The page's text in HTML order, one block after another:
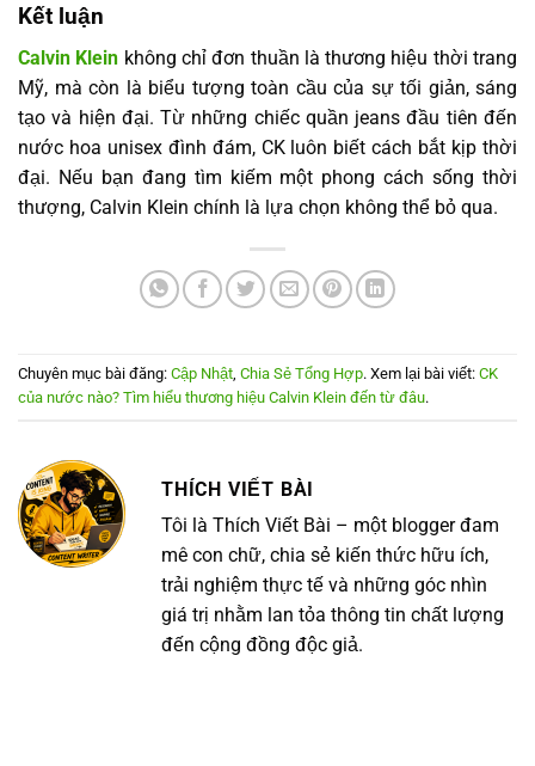
Kết luận
Calvin Klein không chỉ đơn thuần là thương hiệu thời trang
Mỹ, mà còn là biểu tượng toàn cầu của sự tối giản, sáng
tạo và hiện đại. Từ những chiếc quần jeans đầu tiên đến
nước hoa unisex đình đám, CK luôn biết cách bắt kịp thời
đại. Nếu bạn đang tìm kiếm một phong cách sống thời
thượng, Calvin Klein chính là lựa chọn không thể bỏ qua.
Chuyên mục bài đăng: Cập Nhật, Chia Sẻ Tổng Hợp. Xem lại bài viết: CK
của nước nào? Tìm hiểu thương hiệu Calvin Klein đến từ đâu.
THÍCH VIẾT BÀI
Tôi là Thích Viết Bài – một blogger đam
mê con chữ, chia sẻ kiến thức hữu ích,
trải nghiệm thực tế và những góc nhìn
giá trị nhằm lan tỏa thông tin chất lượng
đến cộng đồng độc giả.